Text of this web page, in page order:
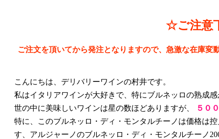
☆ご注意
ご注文を頂いてから発注となりますので、急激な在庫
こんにちは、デリバリーワインの村井です。
私はイタリアワインが大好きで、特にブルネッロの熟成
世の中に美味しいワインは星の数ほどありますが、
５０
特に、このブルネッロ・ディ・モンタルチーノは価格は
す、アルジャーノのブルネッロ・ディ・モンタルチーノ